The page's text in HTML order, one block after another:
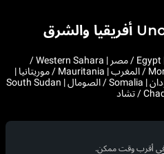
معلومات الاتصال في Unox أفريقيا والشرق
Algeria / الجزائر | Djibouti / جيبوتي | Egypt / مصر | Western Sahara /
الصحراء الغربية | Libya / ليبيا | Morocco / المغرب | Mauritania / موريتانيا |
Palestine / فلسطين | Sudan / السودان | Somalia / الصومال | South Sudan
في أقرب وقت ممكن.